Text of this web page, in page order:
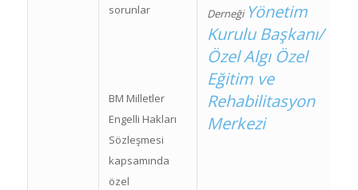
sorunlar
BM Milletler
Engelli Hakları
Sözleşmesi
kapsamında
özel
Derneği Yönetim
Kurulu Başkanı/
Özel Algı Özel
Eğitim ve
Rehabilitasyon
Merkezi